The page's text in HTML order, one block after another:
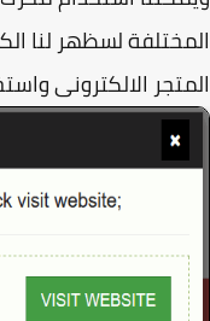
لسظهر لنا
الالكترونى